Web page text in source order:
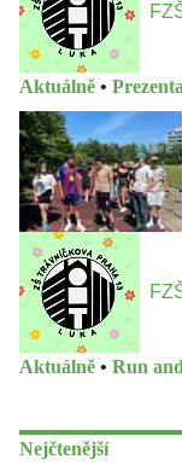
Aktuálně •
Aktuálně • Run
Nejčtenější